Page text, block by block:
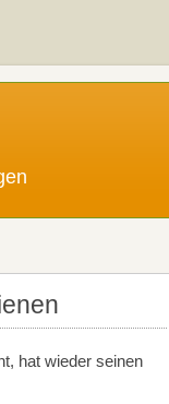
hat wieder seinen